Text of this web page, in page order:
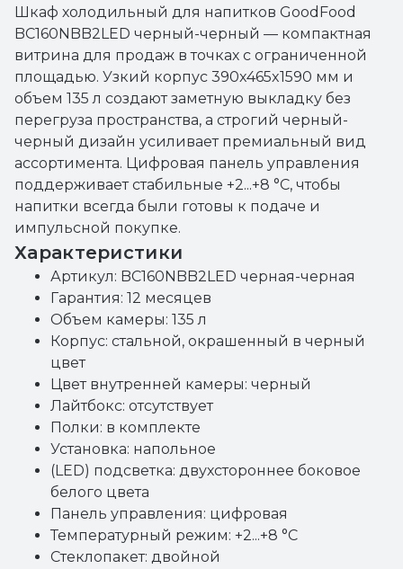
Шкаф холодильный для напитков GoodFood
BC160NBB2LED черный-черный — компактная
витрина для продаж в точках с ограниченной
площадью. Узкий корпус 390x465x1590 мм и
объем 135 л создают заметную выкладку без
перегруза пространства, а строгий черный-
черный дизайн усиливает премиальный вид
ассортимента. Цифровая панель управления
поддерживает стабильные +2...+8 °C, чтобы
напитки всегда были готовы к подаче и
импульсной покупке.
Характеристики
Артикул: BC160NBB2LED черная-черная
Гарантия: 12 месяцев
Объем камеры: 135 л
Корпус: стальной, окрашенный в черный
цвет
Цвет внутренней камеры: черный
Лайтбокс: отсутствует
Полки: в комплекте
Установка: напольное
(LED) подсветка: двухстороннее боковое
белого цвета
Панель управления: цифровая
Температурный режим: +2...+8 °C
Стеклопакет: двойной